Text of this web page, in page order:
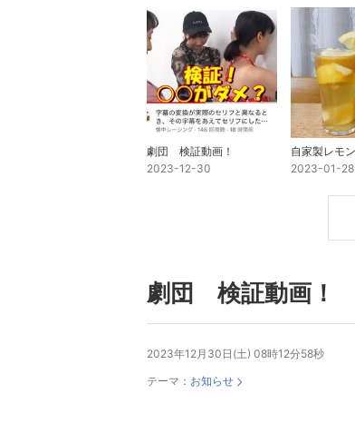
劇団 検証動画！
2023-12-30
2023-01-28
劇団 検証動画！
2023年12月30日(土) 08時12分58秒
テーマ： お知らせ